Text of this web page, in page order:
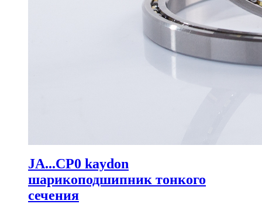
JA...CP0 kaydon
шарикоподшипник тонкого
сечения